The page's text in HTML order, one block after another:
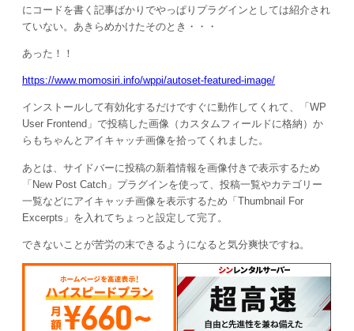
にコードを書く記事ばかりでやっぱりプラグインとしては紹介され
ていない。あきらめかけたそのとき・・・
あった！！
https://www.momosiri.info/wppi/autoset-featured-image/
インストールして有効化するだけですぐに動作してくれて、「WP
User Frontend」で投稿した画像（カスタムフィールドに格納）か
らもちゃんとアイキャッチ画像を拾ってくれました。
あとは、サイドバーに投稿の新着情報を画像付きで表示するため
「New Post Catch」プラグインを使って、投稿一覧やカテゴリー
一覧などにアイキャッチ画像を表示するため「Thumbnail For
Excerpts」を入れてちょっと設定して完了。
できないことが苦労の末できるようになると気分爽快ですね。